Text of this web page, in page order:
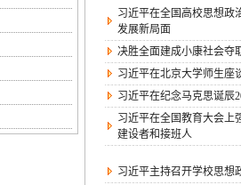
习近平在全国高校思想政
发展新局面
决胜全面建成小康社会夺
习近平在北京大学师生座
习近平在纪念马克思诞辰
习近平在全国教育大会上
建设者和接班人
习近平主持召开学校思想